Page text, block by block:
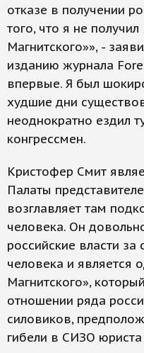
отказе в получении
того, что я не получил
Магнитского»», -
изданию журнала
впервые. Я был
худшие дни
неоднократно ездил
конгрессмен.
Кристофер Смит
Палаты
возглавляет там
человека. Он
российские власти
человека и является
Магнитского»,
отношении ряда
силовиков,
гибели в СИЗО юриста